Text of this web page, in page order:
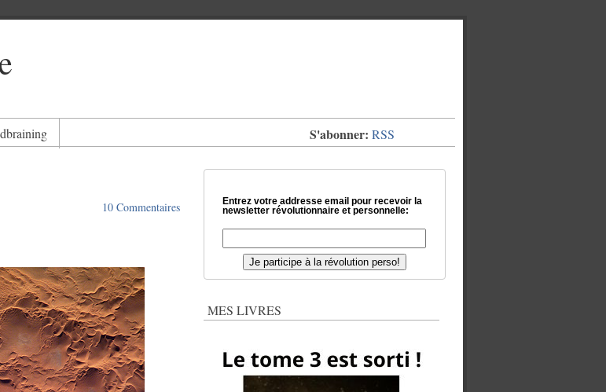
S'abonner: RSS
10 Commentaires
Entrez votre addresse email pour recevoir la
newsletter révolutionnaire et personnelle:
MES LIVRES